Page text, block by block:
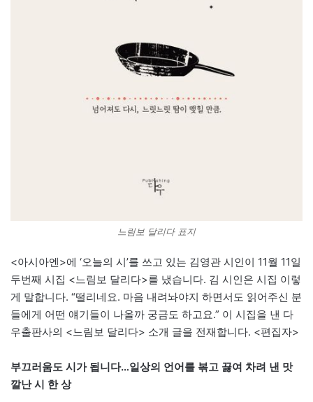
느림보 달리다 표지
<아시아엔>에 ‘오늘의 시’를 쓰고 있는 김영관 시인이 11월 11일
두번째 시집 <느림보 달리다>를 냈습니다. 김 시인은 시집 이렇
게 말합니다. “떨리네요. 마음 내려놔야지 하면서도 읽어주신 분
들에게 어떤 얘기들이 나올까 궁금도 하고요.” 이 시집을 낸 다
우출판사의 <느림보 달리다> 소개 글을 전재합니다. <편집자>
부끄러움도 시가 됩니다…일상의 언어를 볶고 끓여 차려 낸 맛
깔난 시 한 상